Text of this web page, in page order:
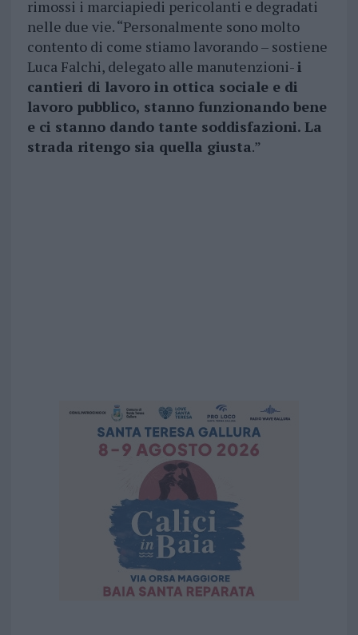
rimossi i marciapiedi pericolanti e degradati
nelle due vie. “Personalmente sono molto
contento di come stiamo lavorando – sostiene
Luca Falchi, delegato alle manutenzioni-i
cantieri di lavoro in ottica sociale e di
lavoro pubblico, stanno funzionando bene
e ci stanno dando tante soddisfazioni. La
strada ritengo sia quella giusta.”